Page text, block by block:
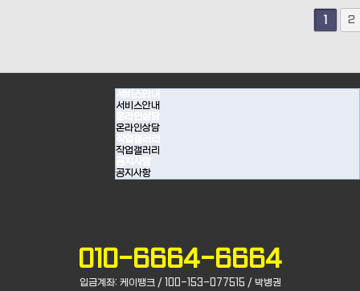
2
서비스안내
서비스안내
온라인상담
온라인상담
작업갤러리
작업갤러리
공지사항
공지사항
010-6664-6664
입금계좌: 케이뱅크 / 100-153-077515 / 박병권